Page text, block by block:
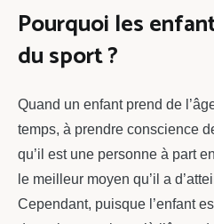
Pourquoi les
du sport ?
Quand un enfant prend de
temps, à prendre conscience
qu’il est une personne à part
le meilleur moyen qu’il a
Cependant, puisque l’enfant